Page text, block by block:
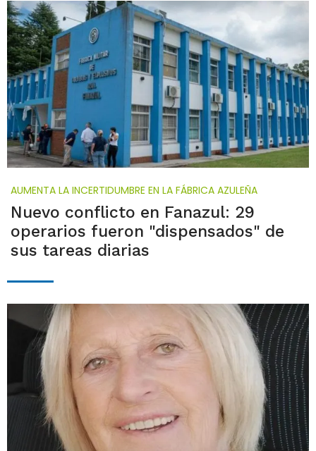
AUMENTA LA INCERTIDUMBRE EN LA FÁBRICA AZULEÑA
Nuevo conflicto en Fanazul: 29
operarios fueron "dispensados" de
sus tareas diarias